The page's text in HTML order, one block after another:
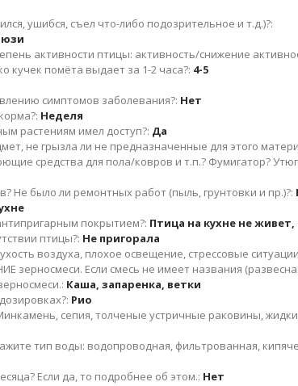
ушибся, съел что-либо подозрительное и т.д.)?:
активности птицы: активность/снижение
кучек помёта выдает за 1-2 часа?: 4-5
симптомов заболевания?: Нет
Неделя
растениям имел доступ?: Да
не грызла ли не предназначенные для этого
средства для пола/ковров и т.п.? Фумигатор?
Не было ли ремонтных работ (пыль, грунтовки и пр.)?:
покрытием?: Птица на кухне не живет,
птицы?: Не пригорала
воздуха, плохое освещение, стрессовые ситуации
зерносмеси. Если смесь не имеет названия
Каша, запаренка, ветки
Рио
сепия, толченые устричные раковины,
тип воды: водопроводная, фильтрованная,
Если да, то подробнее об этом.: Нет